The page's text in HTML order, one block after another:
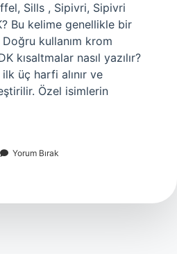
Sills , Sipivri, Sipivri
Bu kelime genellikle bir
kullanım krom
kısaltmalar nasıl yazılır?
üç harfi alınır ve
Özel isimlerin
Yorum Bırak